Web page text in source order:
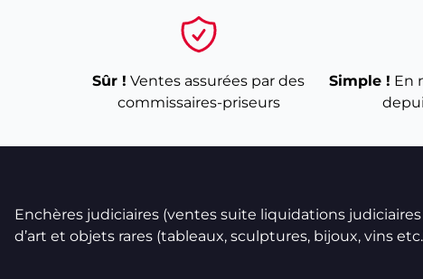
Sûr ! Ventes assurées par des
commissaires-priseurs
Simple ! En
Enchères judiciaires (ventes suite liquidations
d’art et objets rares (tableaux, sculptures, bijoux, vins